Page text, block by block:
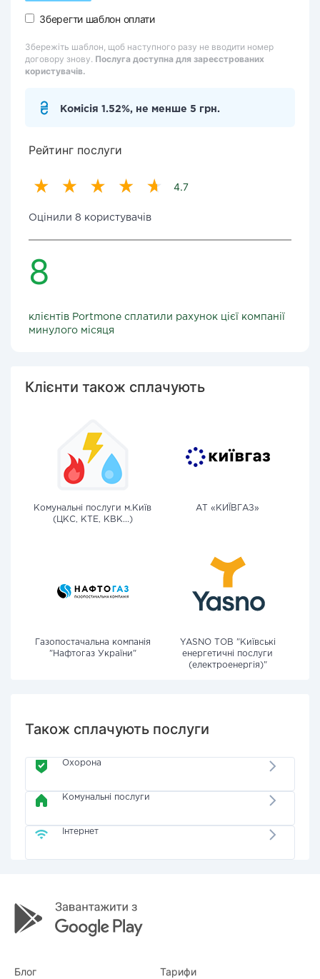
Зберегти шаблон оплати
Збережіть шаблон, щоб наступного разу не вводити номер
договору знову. Послуга доступна для зареєстрованих
користувачів.
Комісія 1.52%, не менше 5 грн.
Рейтинг послуги
4.7
Оцінили 8 користувачів
8
клієнтів Portmone сплатили рахунок цієї компанії
минулого місяця
Клієнти також сплачують
Комунальні послуги м.Київ
(ЦКС, КТЕ, КВК...)
АТ «КИЇВГАЗ»
Газопостачальна компанія
"Нафтогаз України"
YASNO ТОВ "Київські
енергетичні послуги
(електроенергія)"
Також сплачують послуги
Охорона
Комунальні послуги
Інтернет
Блог Тарифи